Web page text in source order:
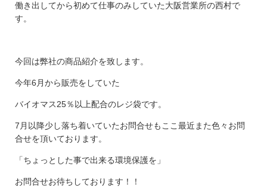
働き出してから初めて仕事のみしていた大阪営業所の西村で
す。
今回は弊社の商品紹介を致します。
今年6月から販売をしていた
バイオマス25％以上配合のレジ袋です。
7月以降少し落ち着いていたお問合せもここ最近また色々お問
合せを頂いております。
「ちょっとした事で出来る環境保護を」
お問合せお待ちしております！！